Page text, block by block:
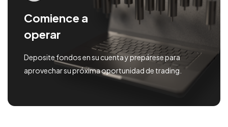
Comience a
operar
Deposite fondos en su cuenta y prepárese para
aprovechar su próxima oportunidad de trading.